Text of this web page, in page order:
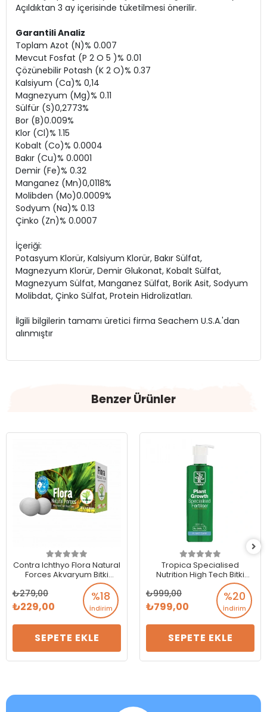
Açıldıktan 3 ay içerisinde tüketilmesi önerilir.
Garantili Analiz
Toplam Azot (N)% 0.007
Mevcut Fosfat (P 2 O 5 )% 0.01
Çözünebilir Potash (K 2 O)% 0.37
Kalsiyum (Ca)% 0,14
Magnezyum (Mg)% 0.11
Sülfür (S)0,2773%
Bor (B)0.009%
Klor (Cl)% 1.15
Kobalt (Co)% 0.0004
Bakır (Cu)% 0.0001
Demir (Fe)% 0.32
Manganez (Mn)0,0118%
Molibden (Mo)0.0009%
Sodyum (Na)% 0.13
Çinko (Zn)% 0.0007
İçeriği:
Potasyum Klorür, Kalsiyum Klorür, Bakır Sülfat,
Magnezyum Klorür, Demir Glukonat, Kobalt Sülfat,
Magnezyum Sülfat, Manganez Sülfat, Borik Asit, Sodyum
Molibdat, Çinko Sülfat, Protein Hidrolizatları.
İlgili bilgilerin tamamı üretici firma Seachem U.S.A.'dan
alınmıştır
Benzer Ürünler
Contra Ichthyo Flora Natural
Forces Akvaryum Bitki
Gübresi – 8 Tablet
%18
İndirim
279,00
229,00
SEPETE EKLE
Tropica Specialised
Nutrition High Tech Bitki
Gübresi 300 ml
%20
İndirim
999,00
799,00
SEPETE EKLE